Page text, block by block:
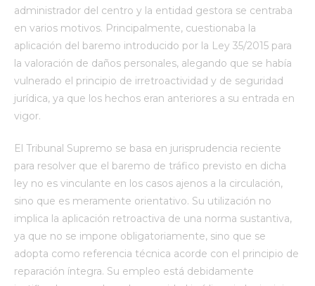
administrador del centro y la entidad gestora se centraba
en varios motivos. Principalmente, cuestionaba la
aplicación del baremo introducido por la Ley 35/2015 para
la valoración de daños personales, alegando que se había
vulnerado el principio de irretroactividad y de seguridad
jurídica, ya que los hechos eran anteriores a su entrada en
vigor.
El Tribunal Supremo se basa en jurisprudencia reciente
para resolver que el baremo de tráfico previsto en dicha
ley no es vinculante en los casos ajenos a la circulación,
sino que es meramente orientativo. Su utilización no
implica la aplicación retroactiva de una norma sustantiva,
ya que no se impone obligatoriamente, sino que se
adopta como referencia técnica acorde con el principio de
reparación íntegra. Su empleo está debidamente